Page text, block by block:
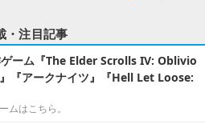
・注目記事
ーム『The Elder Scrolls IV: Oblivio
『アークナイツ』『Hell Let Loose:
ムはこちら。